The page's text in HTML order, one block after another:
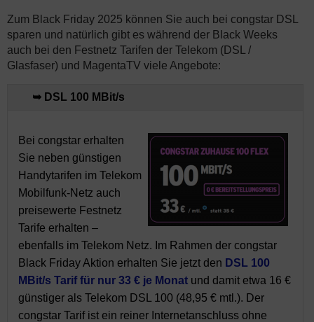
Zum Black Friday 2025 können Sie auch bei congstar DSL
sparen und natürlich gibt es während der Black Weeks
auch bei den Festnetz Tarifen der Telekom (DSL /
Glasfaser) und MagentaTV viele Angebote:
➥ DSL 100 MBit/s
Bei congstar erhalten
Sie neben günstigen
Handytarifen im Telekom
Mobilfunk-Netz auch
preisewerte Festnetz
Tarife erhalten –
ebenfalls im Telekom Netz. Im Rahmen der congstar
Black Friday Aktion erhalten Sie jetzt den DSL 100
MBit/s Tarif für nur 33 € je Monat und damit etwa 16 €
günstiger als Telekom DSL 100 (48,95 € mtl.). Der
congstar Tarif ist ein reiner Internetanschluss ohne